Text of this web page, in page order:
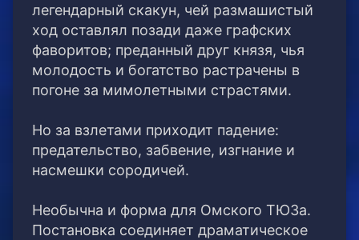
легендарный скакун, чей размашистый
ход оставлял позади даже графских
фаворитов; преданный друг князя, чья
молодость и богатство растрачены в
погоне за мимолетными страстями.
Но за взлетами приходит падение:
предательство, забвение, изгнание и
насмешки сородичей.
Необычна и форма для Омского ТЮЗа.
Постановка соединяет драматическое